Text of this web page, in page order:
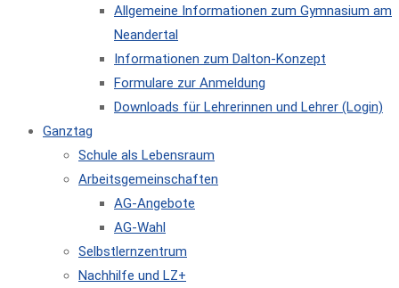
Allgemeine Informationen zum Gymnasium am
Neandertal
Informationen zum Dalton-Konzept
Formulare zur Anmeldung
Downloads für Lehrerinnen und Lehrer (Login)
Ganztag
Schule als Lebensraum
Arbeitsgemeinschaften
AG-Angebote
AG-Wahl
Selbstlernzentrum
Nachhilfe und LZ+